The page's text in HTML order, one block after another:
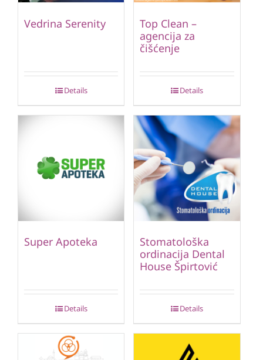
Vedrina Serenity
Details
Top Clean –
agencija za
čišćenje
Details
Super Apoteka
Details
Stomatološka
ordinacija Dental
House Špirtović
Details